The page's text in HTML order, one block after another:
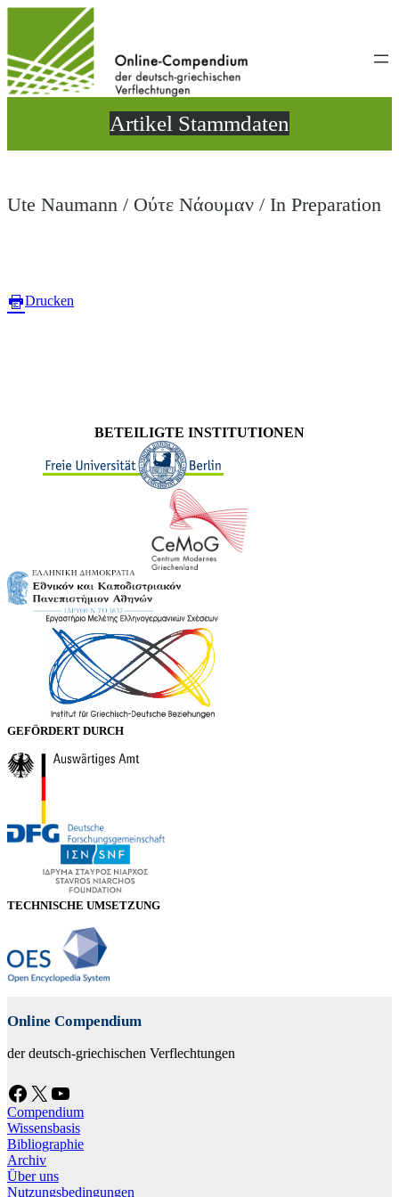
wechseln
Artikel Stammdaten
Ute Naumann / Ούτε Νάουμαν / In Preparation
Drucken
BETEILIGTE INSTITUTIONEN
GEFÖRDERT DURCH
TECHNISCHE UMSETZUNG
Online Compendium
der deutsch-griechischen Verflechtungen
Facebook X YouTube
Compendium
Wissensbasis
Bibliographie
Archiv
Über uns
Nutzungsbedingungen